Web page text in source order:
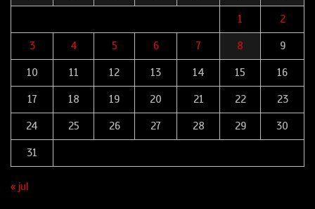
1 2
3 4 5 6 7 8 9
10 11 12 13 14 15 16
17 18 19 20 21 22 23
24 25 26 27 28 29 30
31
« jul